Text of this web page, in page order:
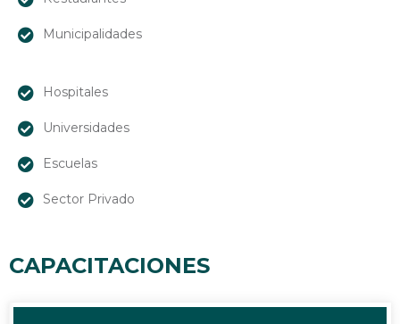
Municipalidades
Hospitales
Universidades
Escuelas
Sector Privado
CAPACITACIONES